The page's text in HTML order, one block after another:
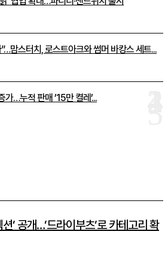
맘스터치, 로스트아크와 썸머 바캉스 세트...
가…누적 판매 ’15만 켤레’...
’ 공개…’드라이부츠’로 카테고리 확